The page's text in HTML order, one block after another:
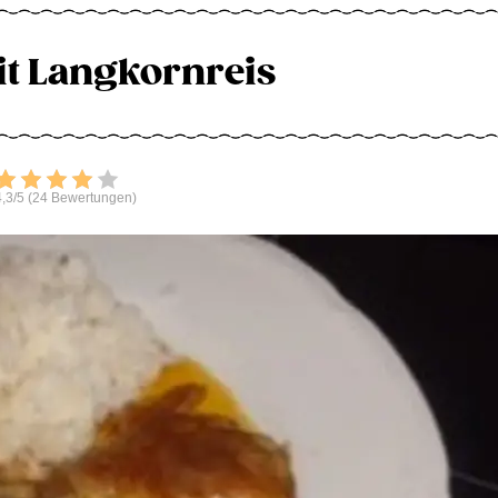
Langkornreis
Bewerten
5 (24 Bewertungen)